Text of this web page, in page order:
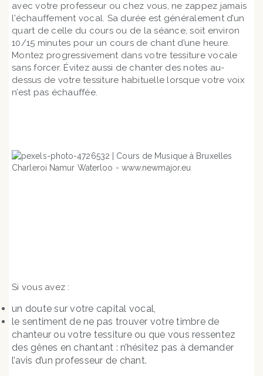
avec votre professeur ou chez vous, ne zappez jamais
l'échauffement vocal. Sa durée est généralement d’un
quart de celle du cours ou de la séance, soit environ
10/15 minutes pour un cours de chant d’une heure.
Montez progressivement dans votre tessiture vocale
sans forcer. Évitez aussi de chanter des notes au-
dessus de votre tessiture habituelle lorsque votre voix
n’est pas échauffée.
Si vous avez :
un doute sur votre capital vocal,
le sentiment de ne pas trouver votre timbre de
chanteur ou votre tessiture ou que vous ressentez
des gênes en chantant : n’hésitez pas à demander
l’avis d’un professeur de chant.